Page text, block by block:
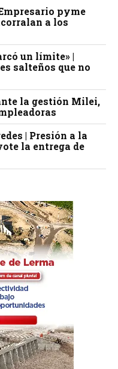
pyme
a los
un límite» |
salteños que no
la gestión Milei,
| Presión a la
la entrega de